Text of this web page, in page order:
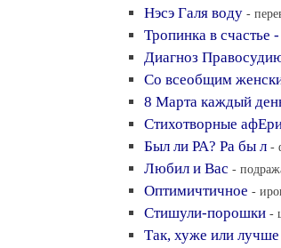
Нэсэ Галя воду -
Тропинка в счастье
Диагноз
Со всеобщим
8 Марта каждый
Стихотворные
Был ли РА? Ра бы л -
Любил и Вас -
Оптимичтичное -
Стишули-порошки -
Так, хуже или лучше